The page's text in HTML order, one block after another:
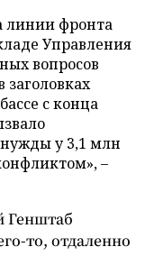
линии фронта
Управления
вопросов
заголовках
с конца
у 3,1 млн
–
Генштаб
то, отдаленно